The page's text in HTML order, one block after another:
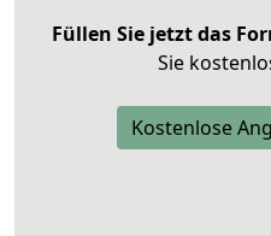
Füllen Sie jetzt das
Sie
Kostenlose